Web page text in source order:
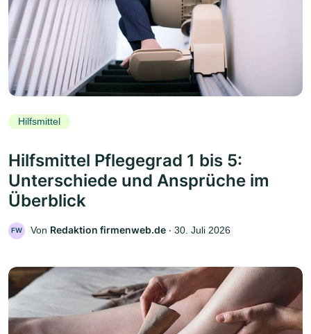
Hilfsmittel
Hilfsmittel Pflegegrad 1 bis 5:
Unterschiede und Ansprüche im
Überblick
FW Von Redaktion firmenweb.de ‧ 30. Juli 2026